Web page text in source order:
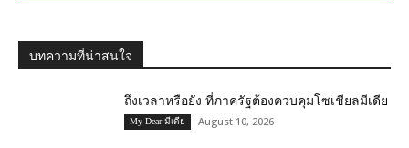
บทความที่น่าสนใจ
ถึงเวลาหรือยัง ที่ภาครัฐต้องควบคุมโซเชียลมีเดีย
My Dear มีเดีย August 10, 2026